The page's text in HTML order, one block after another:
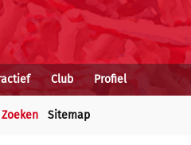
Club Profiel
Zoeken Sitemap